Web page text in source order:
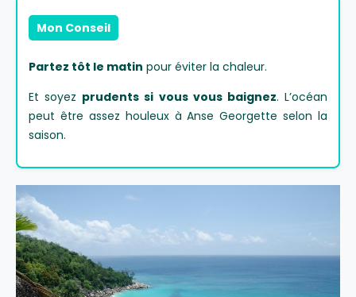
Mon Conseil
Partez tôt le matin pour éviter la chaleur.
Et soyez prudents si vous vous baignez. L’océan
peut être assez houleux à Anse Georgette selon la
saison.